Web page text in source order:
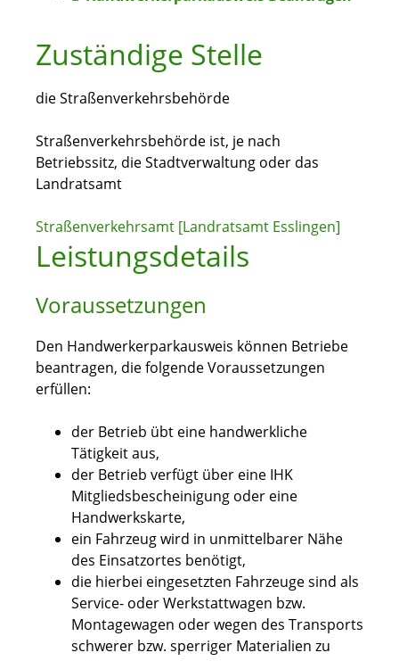
Zuständige Stelle
die Straßenverkehrsbehörde
Straßenverkehrsbehörde ist, je nach
Betriebssitz, die Stadtverwaltung oder das
Landratsamt
Straßenverkehrsamt [Landratsamt Esslingen]
Leistungsdetails
Voraussetzungen
Den Handwerkerparkausweis können Betriebe
beantragen, die folgende Voraussetzungen
erfüllen:
der Betrieb übt eine handwerkliche
Tätigkeit aus,
der Betrieb verfügt über eine IHK
Mitgliedsbescheinigung oder eine
Handwerkskarte,
ein Fahrzeug wird in unmittelbarer Nähe
des Einsatzortes benötigt,
die hierbei eingesetzten Fahrzeuge sind als
Service- oder Werkstattwagen bzw.
Montagewagen oder wegen des Transports
schwerer bzw. sperriger Materialien zu